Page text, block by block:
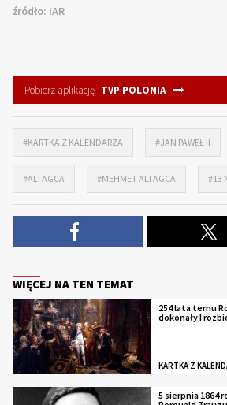
źródło: IAR
Pobierz aplikację TVP POLONIA
#KARTKA Z KALENDARZA #JAN PAWEŁ II
#ALI AGCA #MEHMET ALI AGCA #13
WIĘCEJ NA TEN TEMAT
254 lata temu
dokonały I
KARTKA Z
5 sierpnia 1864